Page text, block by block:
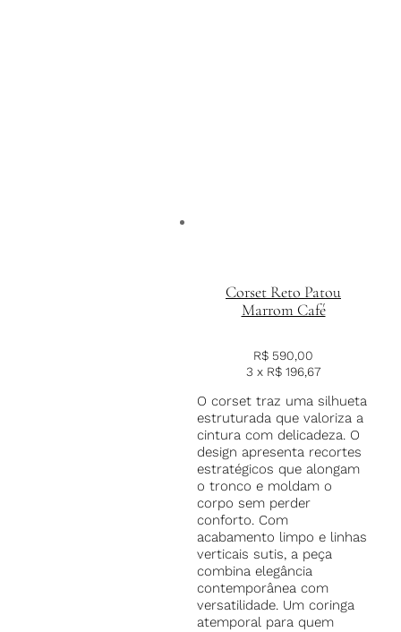
Corset Reto Patou
Marrom Café
R$ 590,00
3 x R$ 196,67
O corset traz uma silhueta
estruturada que valoriza a
cintura com delicadeza. O
design apresenta recortes
estratégicos que alongam
o tronco e moldam o
corpo sem perder
conforto. Com
acabamento limpo e linhas
verticais sutis, a peça
combina elegância
contemporânea com
versatilidade. Um coringa
atemporal para quem